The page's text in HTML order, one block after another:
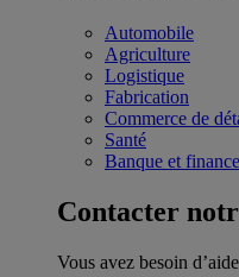
Automobile
Agriculture
Logistique
Fabrication
Commerce de
Santé
Banque et finance
Contacter
Vous avez besoin